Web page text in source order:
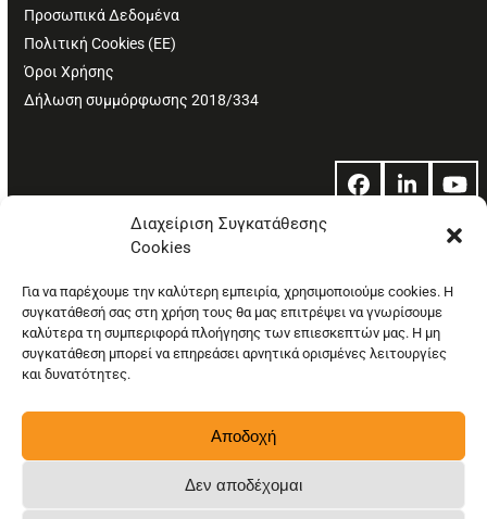
Διαχείριση Συγκατάθεσης
Cookies
Για να παρέχουμε την καλύτερη εμπειρία, χρησιμοποιούμε cookies. Η
συγκατάθεσή σας στη χρήση τους θα μας επιτρέψει να γνωρίσουμε
καλύτερα τη συμπεριφορά πλοήγησης των επιεσκεπτών μας. Η μη
συγκατάθεση μπορεί να επηρεάσει αρνητικά ορισμένες λειτουργίες
και δυνατότητες.
Αποδοχή
Δεν αποδέχομαι
Προσωπικά Δεδομένα
Πολιτική Cookies (ΕΕ)
Όροι Χρήσης
Δήλωση συμμόρφωσης 2018/334
Facebook
LinkedIn
© Copyright: Ethos Media S.A.